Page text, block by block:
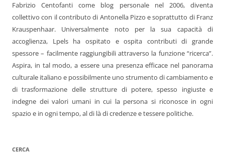
Fabrizio Centofanti come blog personale nel 2006, diventa
collettivo con il contributo di Antonella Pizzo e soprattutto di Franz
Krauspenhaar. Universalmente noto per la sua capacità di
accoglienza, Lpels ha ospitato e ospita contributi di grande
spessore – facilmente raggiungibili attraverso la funzione “ricerca”.
Aspira, in tal modo, a essere una presenza efficace nel panorama
culturale italiano e possibilmente uno strumento di cambiamento e
di trasformazione delle strutture di potere, spesso ingiuste e
indegne dei valori umani in cui la persona si riconosce in ogni
spazio e in ogni tempo, al di là di credenze e tessere politiche.
CERCA